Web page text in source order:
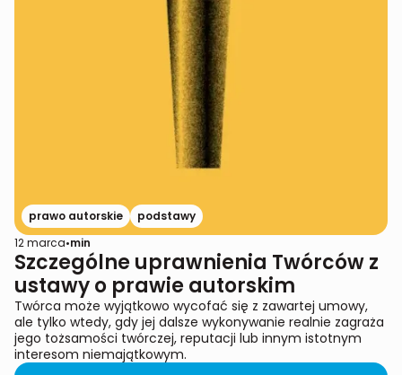
prawo autorskie
podstawy
12 marca•min
Szczególne uprawnienia Twórców z
ustawy o prawie autorskim
Twórca może wyjątkowo wycofać się z zawartej umowy,
ale tylko wtedy, gdy jej dalsze wykonywanie realnie zagraża
jego tożsamości twórczej, reputacji lub innym istotnym
interesom niemajątkowym.